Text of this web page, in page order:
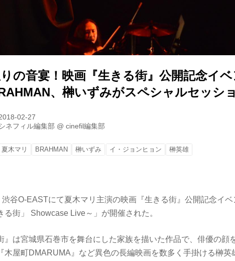
の音宴！映画『生きる街』公開記念イ
、榊いずみがスペシャルセッシ
02-27
ネフィル編集部 @cinefil編集部
夏木マリ BRAHMAN 榊いずみ イ・ジョンヒョン 榊英雄
渋谷O-EASTにて夏木マリ主演の映画『生きる街』公開記念イ
る街」 Showcase Live～」が開催された。
』は宮城県石巻市を舞台にした家族を描いた作品で、俳優の顔
木屋町DMARUMA』など異色の長編映画を数多く手掛ける榊英